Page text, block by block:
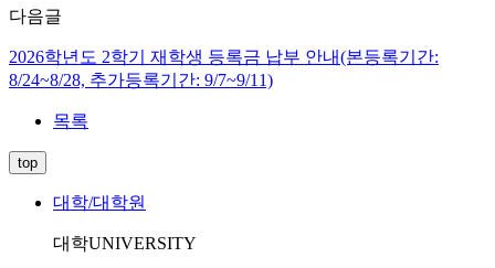
다음글
2026학년도 2학기 재학생 등록금 납부 안내(본등록기간:
8/24~8/28, 추가등록기간: 9/7~9/11)
목록
top
대학/대학원
대학UNIVERSITY